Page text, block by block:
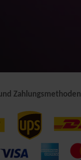
Zahlungsmethoden